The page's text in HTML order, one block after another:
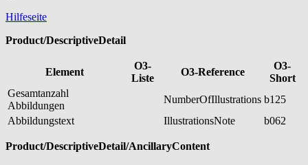
Hilfeseite
Product/DescriptiveDetail
Element
O3-
Liste
O3-Reference
O3-
Short
Gesamtanzahl
Abbildungen
NumberOfIllustrations b125
Abbildungstext
IllustrationsNote b062
Product/DescriptiveDetail/AncillaryContent